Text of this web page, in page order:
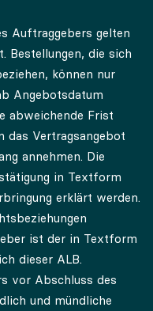
Auftraggebers gelten
Bestellungen, die sich
können nur
Angebotsdatum
abweichende Frist
das Vertragsangebot
annehmen. Die
in Textform
erklärt werden.
ist der in Textform
dieser ALB.
vor Abschluss des
und mündliche